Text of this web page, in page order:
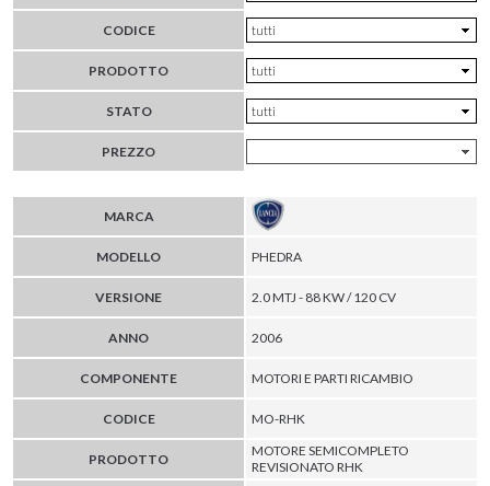
CODICE
PRODOTTO
STATO
PREZZO
MARCA
MODELLO PHEDRA
VERSIONE 2.0 MTJ - 88 KW / 120 CV
ANNO 2006
COMPONENTE MOTORI E PARTI RICAMBIO
CODICE MO-RHK
PRODOTTO
MOTORE SEMICOMPLETO
REVISIONATO RHK